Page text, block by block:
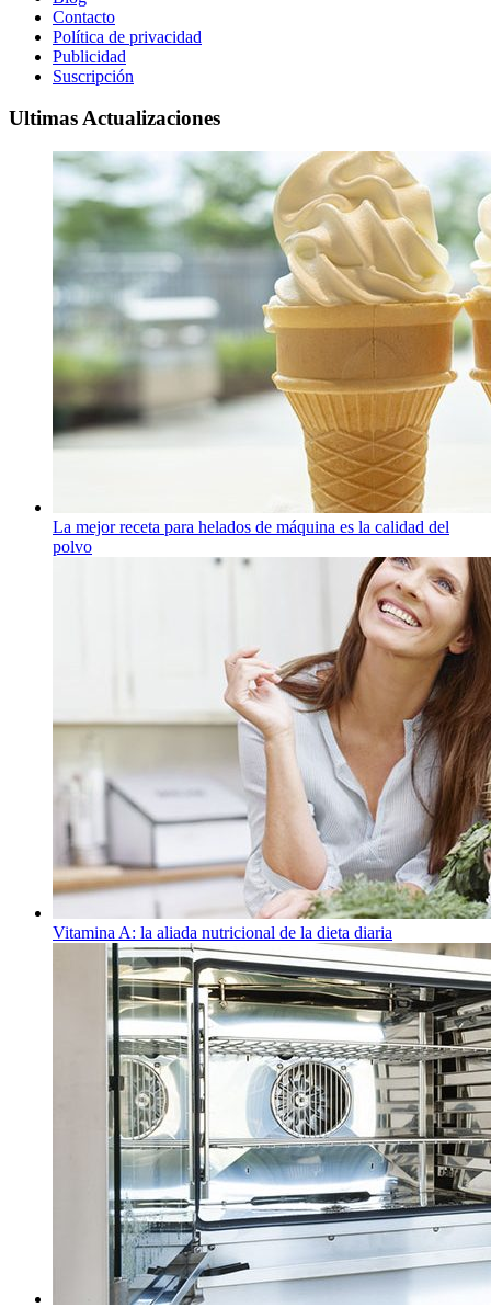
Contacto
Política de privacidad
Publicidad
Suscripción
Ultimas Actualizaciones
La mejor receta para helados de máquina es la calidad del
polvo
Vitamina A: la aliada nutricional de la dieta diaria